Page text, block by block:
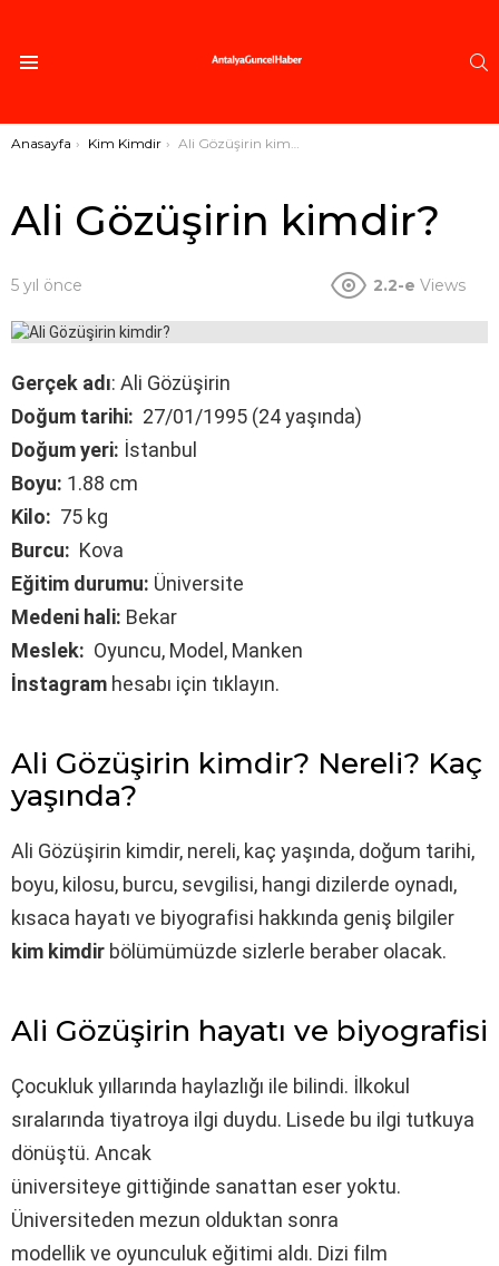
Buradasınız:
Anasayfa Kim Kimdir Ali Gözüşirin kimdir?
Ali Gözüşirin kimdir?
5 yıl önce 2.2-e Views
Gerçek adı: Ali Gözüşirin
Doğum tarihi: 27/01/1995 (24 yaşında)
Doğum yeri: İstanbul
Boyu: 1.88 cm
Kilo: 75 kg
Burcu: Kova
Eğitim durumu: Üniversite
Medeni hali: Bekar
Meslek: Oyuncu, Model, Manken
İnstagram hesabı için tıklayın.
Ali Gözüşirin kimdir? Nereli? Kaç
yaşında?
Ali Gözüşirin kimdir, nereli, kaç yaşında, doğum tarihi,
boyu, kilosu, burcu, sevgilisi, hangi dizilerde oynadı,
kısaca hayatı ve biyografisi hakkında geniş bilgiler
kim kimdir bölümümüzde sizlerle beraber olacak.
Ali Gözüşirin hayatı ve biyografisi
Çocukluk yıllarında haylazlığı ile bilindi. İlkokul
sıralarında tiyatroya ilgi duydu. Lisede bu ilgi tutkuya
dönüştü. Ancak
üniversiteye gittiğinde sanattan eser yoktu.
Üniversiteden mezun olduktan sonra
modellik ve oyunculuk eğitimi aldı. Dizi film